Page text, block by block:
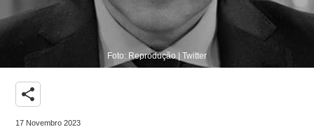
Foto: Reprodução | Twitter
share
17 Novembro 2023